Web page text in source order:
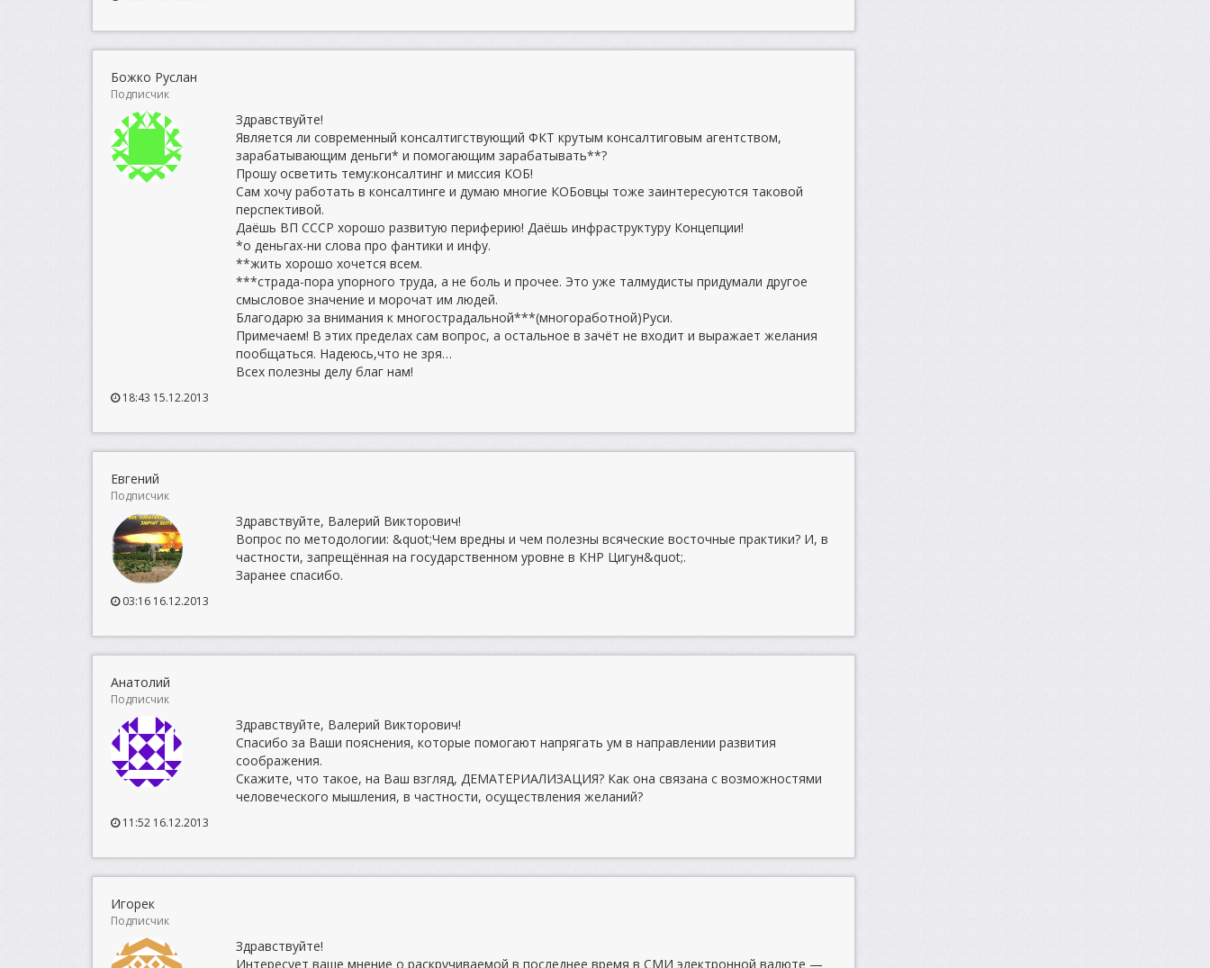
Божко Руслан
Подписчик
Здравствуйте!
Является ли современный консалтигствующий ФКТ крутым консалтиговым агентством,
зарабатывающим деньги* и помогающим зарабатывать**?
Прошу осветить тему:консалтинг и миссия КОБ!
Сам хочу работать в консалтинге и думаю многие КОБовцы тоже заинтересуются таковой
перспективой.
Даёшь ВП СССР хорошо развитую периферию! Даёшь инфраструктуру Концепции!
*о деньгах-ни слова про фантики и инфу.
**жить хорошо хочется всем.
***страда-пора упорного труда, а не боль и прочее. Это уже талмудисты придумали другое
смысловое значение и морочат им людей.
Благодарю за внимания к многострадальной***(многоработной)Руси.
Примечаем! В этих пределах сам вопрос, а остальное в зачёт не входит и выражает желания
пообщаться. Надеюсь,что не зря…
Всех полезны делу благ нам!
18:43 15.12.2013
Евгений
Подписчик
Здравствуйте, Валерий Викторович!
Вопрос по методологии: &quot;Чем вредны и чем полезны всяческие восточные практики? И, в
частности, запрещённая на государственном уровне в КНР Цигун&quot;.
Заранее спасибо.
03:16 16.12.2013
Анатолий
Подписчик
Здравствуйте, Валерий Викторович!
Спасибо за Ваши пояснения, которые помогают напрягать ум в направлении развития
соображения.
Скажите, что такое, на Ваш взгляд, ДЕМАТЕРИАЛИЗАЦИЯ? Как она связана с возможностями
человеческого мышления, в частности, осуществления желаний?
11:52 16.12.2013
Игорек
Подписчик
Здравствуйте!
Интересует ваше мнение о раскручиваемой в последнее время в СМИ электронной валюте —